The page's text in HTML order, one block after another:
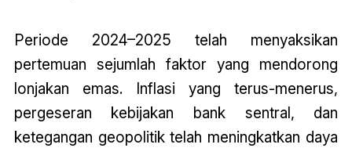
Periode 2024–2025 telah menyaksikan
pertemuan sejumlah faktor yang mendorong
lonjakan emas. Inflasi yang terus-menerus,
pergeseran kebijakan bank sentral, dan
ketegangan geopolitik telah meningkatkan daya